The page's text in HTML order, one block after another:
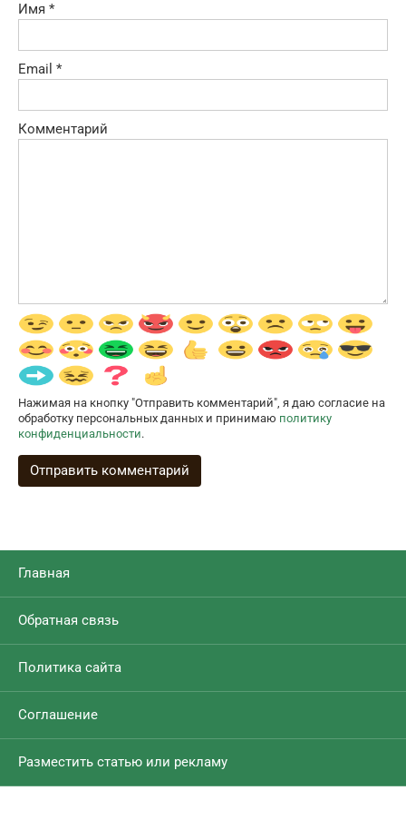
Имя *
Email *
Комментарий
Нажимая на кнопку "Отправить комментарий", я даю согласие на
обработку персональных данных и принимаю политику
конфиденциальности.
Главная
Обратная связь
Политика сайта
Соглашение
Разместить статью или рекламу